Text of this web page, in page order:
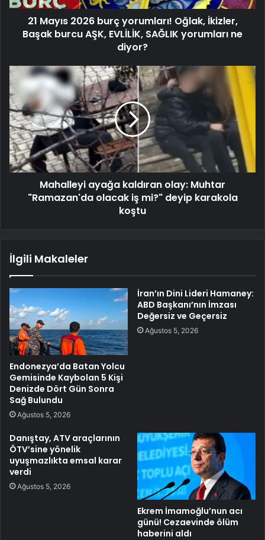
21 Mayıs 2026 burç yorumları! Oğlak, İkizler,
Başak burcu AŞK, EVLİLİK, SAĞLIK yorumları ne
diyor?
Mahalleyi ayağa kaldıran olay: Muhtar
"Ramazan'da olacak iş mi?" deyip karakola
koştu
İlgili Makaleler
Endonezya’da Batan Yolcu
Gemisinde Kaybolan 5 Kişi
Denizde Dört Gün Sonra
Sağ Bulundu
Ağustos 5, 2026
İran’ın Dini Lideri Hamaney:
ABD Başkanı’nın İmzası
Değersiz ve Geçersiz
Ağustos 5, 2026
Danıştay, ATV araçlarının
ÖTV’sine yönelik
uyuşmazlıkta emsal karar
verdi
Ağustos 5, 2026
Ekrem İmamoğlu’nun acı
günü! Cezaevinde ölüm
haberini aldı